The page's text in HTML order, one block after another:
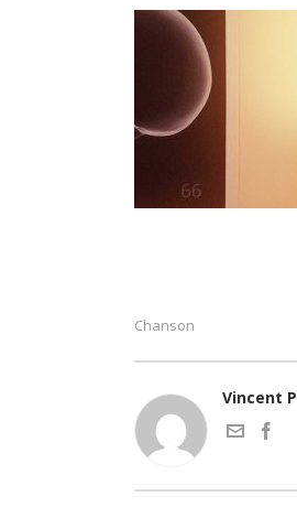
Chanson
Vincent